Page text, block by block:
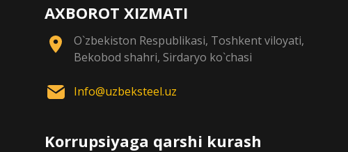
AXBOROT XIZMATI
O`zbekiston Respublikasi, Toshkent viloyati,
Bekobod shahri, Sirdaryo ko`chasi
Info@uzbeksteel.uz
Korrupsiyaga qarshi kurash